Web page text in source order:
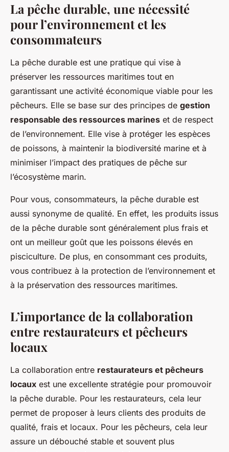
La pêche durable, une nécessité
pour l’environnement et les
consommateurs
La pêche durable est une pratique qui vise à
préserver les ressources maritimes tout en
garantissant une activité économique viable pour les
pêcheurs. Elle se base sur des principes de gestion
responsable des ressources marines et de respect
de l’environnement. Elle vise à protéger les espèces
de poissons, à maintenir la biodiversité marine et à
minimiser l’impact des pratiques de pêche sur
l’écosystème marin.
Pour vous, consommateurs, la pêche durable est
aussi synonyme de qualité. En effet, les produits issus
de la pêche durable sont généralement plus frais et
ont un meilleur goût que les poissons élevés en
pisciculture. De plus, en consommant ces produits,
vous contribuez à la protection de l’environnement et
à la préservation des ressources maritimes.
L’importance de la collaboration
entre restaurateurs et pêcheurs
locaux
La collaboration entre restaurateurs et pêcheurs
locaux est une excellente stratégie pour promouvoir
la pêche durable. Pour les restaurateurs, cela leur
permet de proposer à leurs clients des produits de
qualité, frais et locaux. Pour les pêcheurs, cela leur
assure un débouché stable et souvent plus